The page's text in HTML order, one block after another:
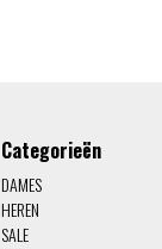
Categorieën
DAMES
HEREN
SALE